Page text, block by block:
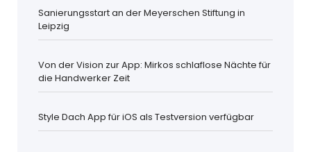
Sanierungsstart an der Meyerschen Stiftung in
Leipzig
Von der Vision zur App: Mirkos schlaflose Nächte für
die Handwerker Zeit
Style Dach App für iOS als Testversion verfügbar